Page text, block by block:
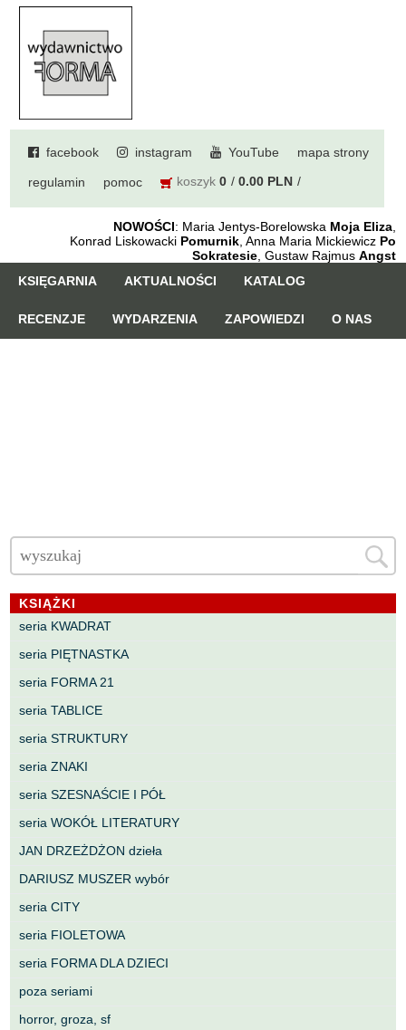
facebook instagram YouTube mapa strony
regulamin pomoc koszyk 0 0.00 PLN
NOWOŚCI: Maria Jentys-Borelowska Moja Eliza,
Konrad Liskowacki Pomurnik, Anna Maria Mickiewicz Po
Sokratesie, Gustaw Rajmus Angst
KSIĘGARNIA
AKTUALNOŚCI KATALOG
RECENZJE WYDARZENIA ZAPOWIEDZI O NAS
KSIĄŻKI
seria KWADRAT
seria PIĘTNASTKA
seria FORMA 21
seria TABLICE
seria STRUKTURY
seria ZNAKI
seria SZESNAŚCIE I PÓŁ
seria WOKÓŁ LITERATURY
JAN DRZEŻDŻON dzieła
DARIUSZ MUSZER wybór
seria CITY
seria FIOLETOWA
seria FORMA DLA DZIECI
poza seriami
horror, groza, sf